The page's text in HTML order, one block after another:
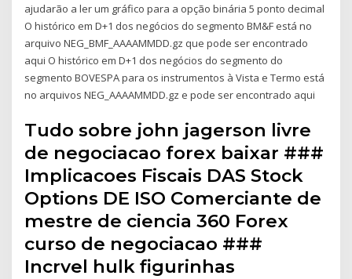
ajudarão a ler um gráfico para a opção binária 5 ponto decimal
O histórico em D+1 dos negócios do segmento BM&F está no
arquivo NEG_BMF_AAAAMMDD.gz que pode ser encontrado
aqui O histórico em D+1 dos negócios do segmento do
segmento BOVESPA para os instrumentos à Vista e Termo está
no arquivos NEG_AAAAMMDD.gz e pode ser encontrado aqui
Tudo sobre john jagerson livre
de negociacao forex baixar ###
Implicacoes Fiscais DAS Stock
Options DE ISO Comerciante de
mestre de ciencia 360 Forex
curso de negociacao ###
Incrvel hulk figurinhas